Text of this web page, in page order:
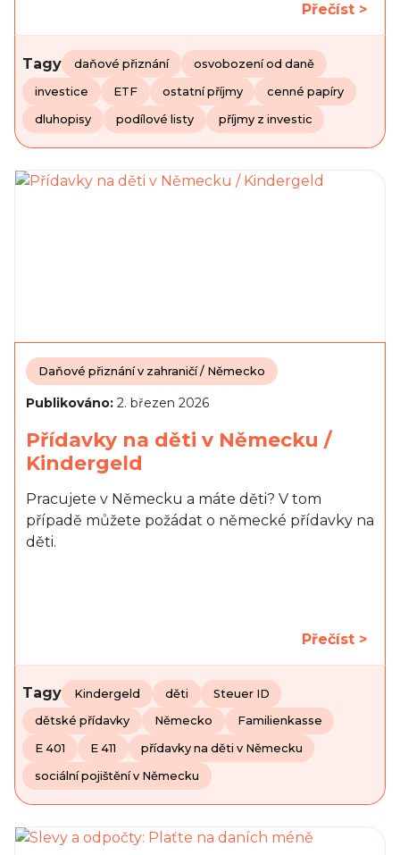
Přečíst >
Tagy daňové přiznání osvobození od daně
investice ETF ostatní příjmy cenné papíry
dluhopisy podílové listy příjmy z investic
Daňové přiznání v zahraničí / Německo
Publikováno: 2. březen 2026
Přídavky na děti v Německu /
Kindergeld
Pracujete v Německu a máte děti? V tom
případě můžete požádat o německé přídavky na
děti.
Přečíst >
Tagy Kindergeld děti Steuer ID
dětské přídavky Německo Familienkasse
E 401 E 411 přídavky na děti v Německu
sociální pojištění v Německu